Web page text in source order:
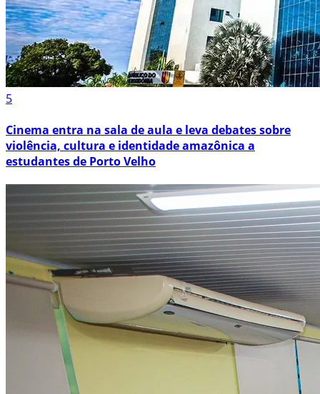
5
Cinema entra na sala de aula e leva debates sobre
violência, cultura e identidade amazônica a
estudantes de Porto Velho